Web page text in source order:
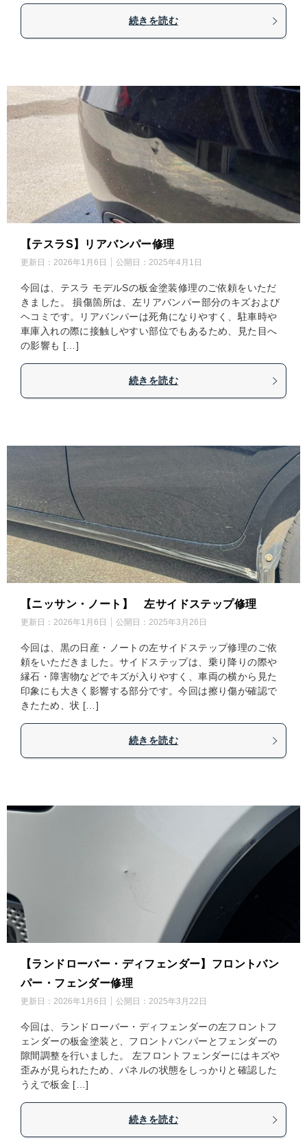
続きを読む
【テスラS】リアバンパー修理
更新日： 2026年1月6日 公開日： 2025年4月1日
今回は、テスラ モデルSの板金塗装修理のご依頼をいただ
きました。 損傷箇所は、左リアバンパー部分のキズおよび
ヘコミです。リアバンパーは死角になりやすく、駐車時や
車庫入れの際に接触しやすい部位でもあるため、見た目へ
の影響も […]
続きを読む
【ニッサン・ノート】 左サイドステップ修理
更新日： 2026年1月6日 公開日： 2025年3月26日
今回は、黒の日産・ノートの左サイドステップ修理のご依
頼をいただきました。サイドステップは、乗り降りの際や
縁石・障害物などでキズが入りやすく、車両の横から見た
印象にも大きく影響する部分です。今回は擦り傷が確認で
きたため、状 […]
続きを読む
【ランドローバー・ディフェンダー】フロントバン
パー・フェンダー修理
更新日： 2026年1月6日 公開日： 2025年3月22日
今回は、ランドローバー・ディフェンダーの左フロントフ
ェンダーの板金塗装と、フロントバンパーとフェンダーの
隙間調整を行いました。 左フロントフェンダーにはキズや
歪みが見られたため、パネルの状態をしっかりと確認した
うえで板金 […]
続きを読む